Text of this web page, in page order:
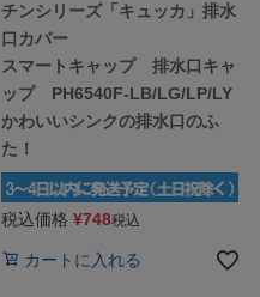
チンシリーズ「キュッカ」排水
口カバー
スマートキャップ 排水口キャ
ップ PH6540F-LB/LG/LP/LY
かわいいシンクの排水口のふ
た！
税込価格 ¥748税込
カートに入れる